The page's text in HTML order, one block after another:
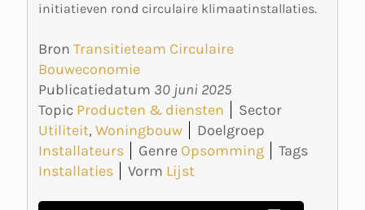
initiatieven rond circulaire klimaatinstallaties.
Bron Transitieteam Circulaire
Bouweconomie
Publicatiedatum 30 juni 2025
Topic Producten & diensten
Sector
Utiliteit, Woningbouw
Doelgroep
Installateurs
Genre Opsomming
Tags
Installaties
Vorm Lijst